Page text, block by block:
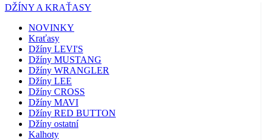
DŽÍNY A KRAŤASY
NOVINKY
Kraťasy
Džíny LEVI'S
Džíny MUSTANG
Džíny WRANGLER
Džíny LEE
Džíny CROSS
Džíny MAVI
Džíny RED BUTTON
Džíny ostatní
Kalhoty